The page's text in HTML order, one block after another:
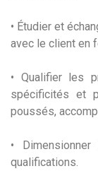
• Étudier et
avec le client en
• Qualifier les
spécificités et
poussés,
•
qualifications.